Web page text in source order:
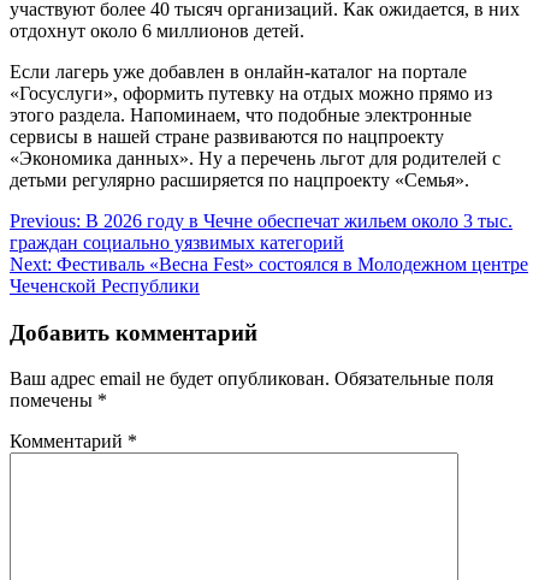
участвуют более 40 тысяч организаций. Как ожидается, в них
отдохнут около 6 миллионов детей.
Если лагерь уже добавлен в онлайн-каталог на портале
«Госуслуги», оформить путевку на отдых можно прямо из
этого раздела. Напоминаем, что подобные электронные
сервисы в нашей стране развиваются по нацпроекту
«Экономика данных». Ну а перечень льгот для родителей с
детьми регулярно расширяется по нацпроекту «Семья».
Навигация
по
записям
Previous: В 2026 году в Чечне обеспечат жильем около 3 тыс.
граждан социально уязвимых категорий
Next: Фестиваль «Весна Fest» состоялся в Молодежном центре
Чеченской Республики
Добавить комментарий
Ваш адрес email не будет опубликован. Обязательные поля
помечены *
Комментарий *